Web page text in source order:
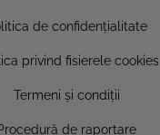
de confidențialitate
privind fisierele cookies
Termeni și condiții
de raportare